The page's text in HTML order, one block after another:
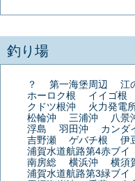
釣り場
？ 第一海堡周辺 江
ホーロク根
イイゴ根
クドツ根沖
火力発電
松輪沖
三浦沖 八景
浮島
羽田沖 カンダ
吉野瀬
ゲバチ根
伊
浦賀水道航路第4赤ブイ
南房総
横浜沖 横須
浦賀水道航路第3緑ブイ